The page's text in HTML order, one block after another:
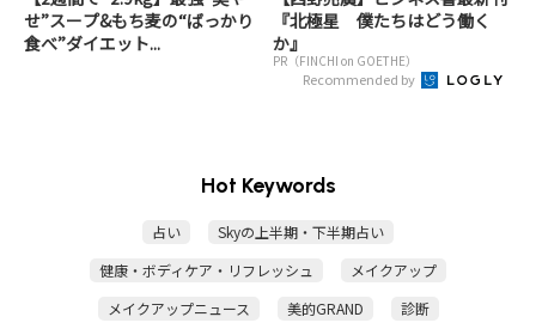
せ”スープ&もち麦の“ばっかり
食べ”ダイエット...
『北極星 僕たちはどう働く
か』
PR（FINCHI on GOETHE）
Recommended by
Hot Keywords
占い
Skyの上半期・下半期占い
健康・ボディケア・リフレッシュ
メイクアップ
メイクアップニュース
美的GRAND
診断